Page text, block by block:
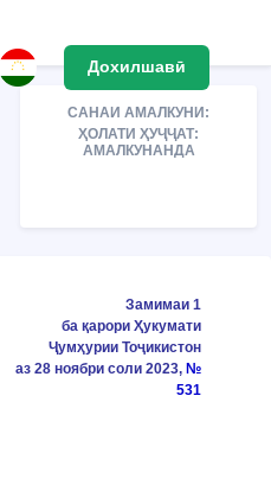
Дохилшавӣ
САНАИ АМАЛКУНИ:
ҲОЛАТИ ҲУҶҶАТ:
АМАЛКУНАНДА
Замимаи 1
ба қарори Ҳукумати
Ҷумҳурии Тоҷикистон
аз 28 ноябри соли 2023, №
531